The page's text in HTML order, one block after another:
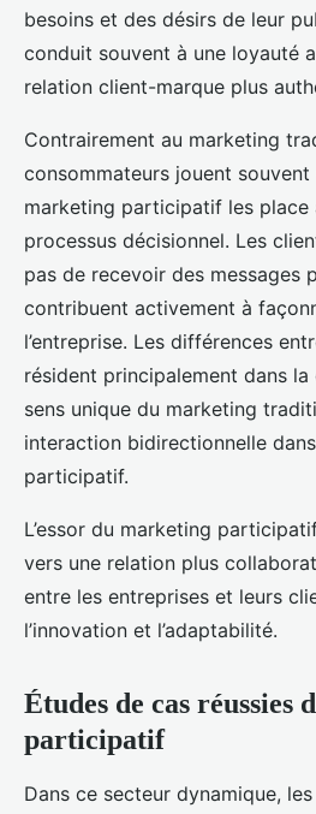
besoins et des désirs de leur
conduit souvent à une loyauté
relation client-marque plus
Contrairement au marketing
consommateurs jouent
marketing participatif les
processus décisionnel. Les
pas de recevoir des messages
contribuent activement à
l’entreprise. Les différences
résident principalement dans
sens unique du marketing
interaction bidirectionnelle
participatif.
L’essor du marketing
vers une relation plus
entre les entreprises et leurs
l’innovation et l’adaptabilité.
Études de cas réussies
participatif
Dans ce secteur dynamique, les